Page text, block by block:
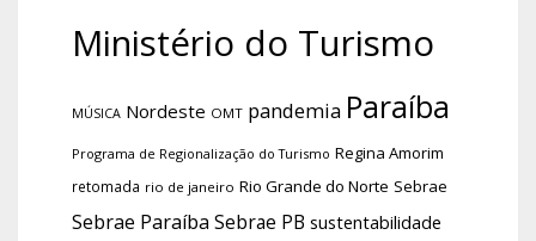
Ministério do Turismo
MÚSICA Nordeste OMT pandemia Paraíba
Programa de Regionalização do Turismo Regina Amorim
retomada rio de janeiro Rio Grande do Norte Sebrae
Sebrae Paraíba Sebrae PB sustentabilidade